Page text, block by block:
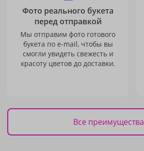
Фото реального букета
перед отправкой
Мы отправим фото готового
букета по e-mail, чтобы вы
смогли увидеть свежесть и
красоту цветов до доставки.
Все преимущества